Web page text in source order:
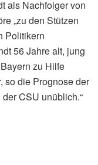
als Nachfolger von
„zu den Stützen
Politikern
56 Jahre alt, jung
zu Hilfe
so die Prognose der
CSU unüblich.“